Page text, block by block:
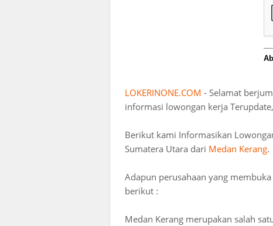
LOKERINONE.COM - Selamat
informasi lowongan kerja
Berikut kami Informasikan
Sumatera Utara dari Medan Kerang.
Adapun perusahaan yang
berikut :
Medan Kerang merupakan salah